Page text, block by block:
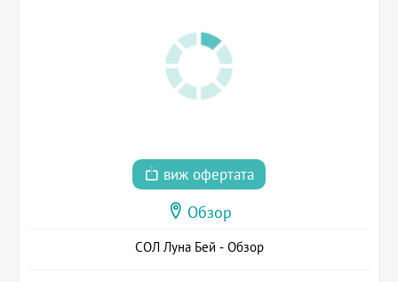
виж офертата
Обзор
СОЛ Луна Бей - Обзор